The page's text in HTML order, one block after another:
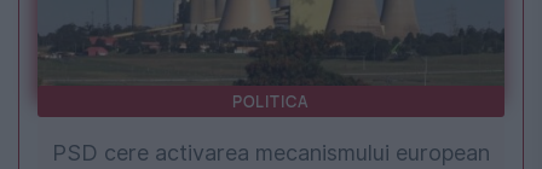
POLITICA
PSD cere activarea mecanismului european